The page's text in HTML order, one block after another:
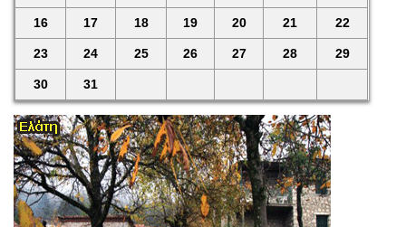
16 17 18 19 20 21 22
23 24 25 26 27 28 29
30 31